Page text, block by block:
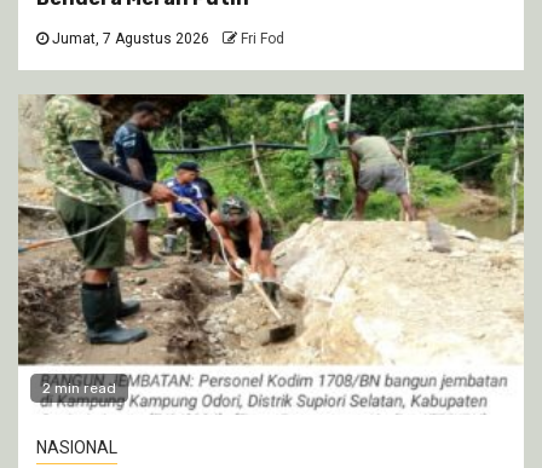
Jumat, 7 Agustus 2026 Fri Fod
2 min read
NASIONAL